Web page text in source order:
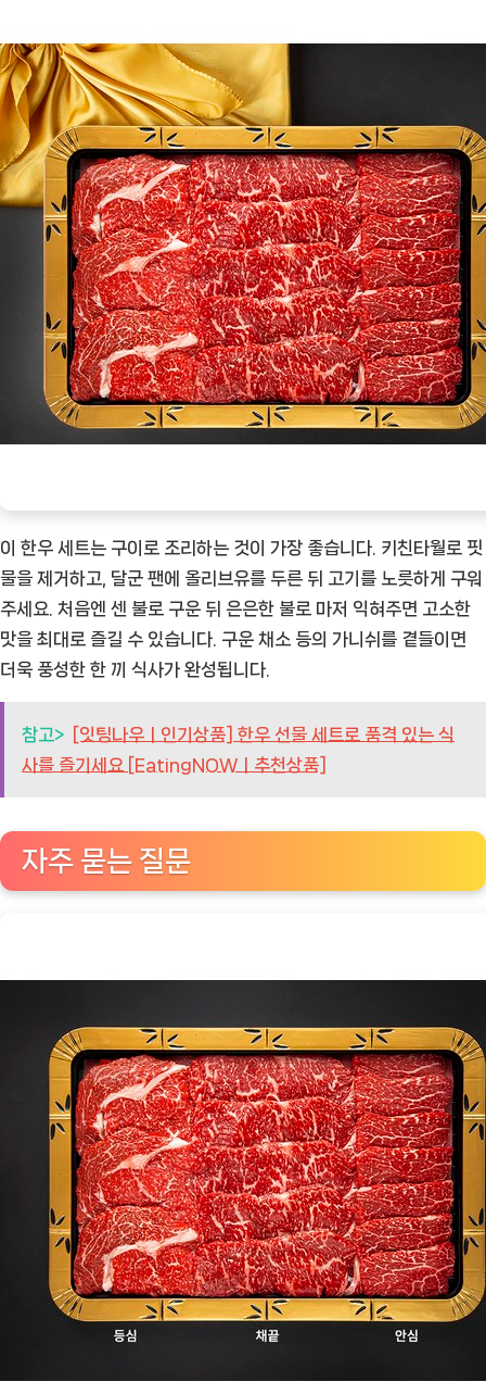
이 한우 세트는 구이로 조리하는 것이 가장 좋습니다. 키친타월로 핏
물을 제거하고, 달군 팬에 올리브유를 두른 뒤 고기를 노릇하게 구워
주세요. 처음엔 센 불로 구운 뒤 은은한 불로 마저 익혀주면 고소한
맛을 최대로 즐길 수 있습니다. 구운 채소 등의 가니쉬를 곁들이면
더욱 풍성한 한 끼 식사가 완성됩니다.
참고> [잇팅나우ㅣ인기상품] 한우 선물 세트로 품격 있는 식
사를 즐기세요 [EatingNOWㅣ추천상품]
자주 묻는 질문